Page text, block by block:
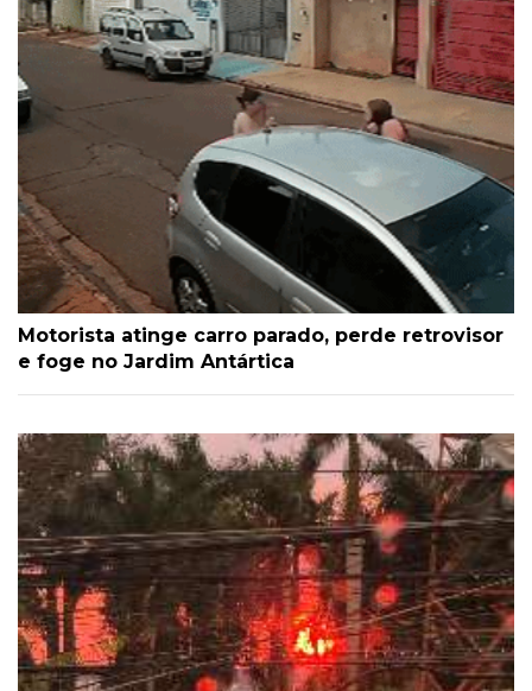
Motorista atinge carro parado, perde retrovisor
e foge no Jardim Antártica